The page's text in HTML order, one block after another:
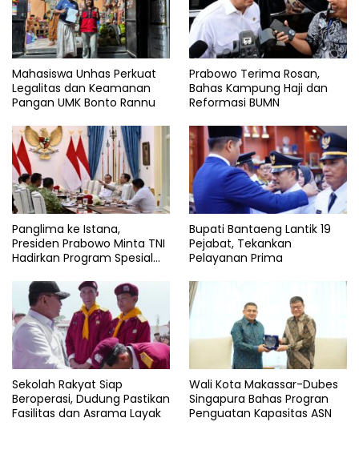
Mahasiswa Unhas Perkuat
Legalitas dan Keamanan
Pangan UMK Bonto Rannu
Prabowo Terima Rosan,
Bahas Kampung Haji dan
Reformasi BUMN
Panglima ke Istana,
Presiden Prabowo Minta TNI
Hadirkan Program Spesial
Bupati Bantaeng Lantik 19
Pejabat, Tekankan
Pelayanan Prima
Sekolah Rakyat Siap
Beroperasi, Dudung Pastikan
Fasilitas dan Asrama Layak
Wali Kota Makassar-Dubes
Singapura Bahas Progran
Penguatan Kapasitas ASN